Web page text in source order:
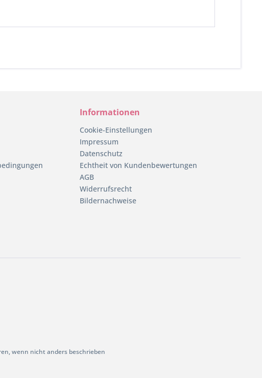
Informationen
Cookie-Einstellungen
Impressum
Datenschutz
Echtheit von Kundenbewertungen
AGB
Widerrufsrecht
Bildernachweise
wenn nicht anders beschrieben